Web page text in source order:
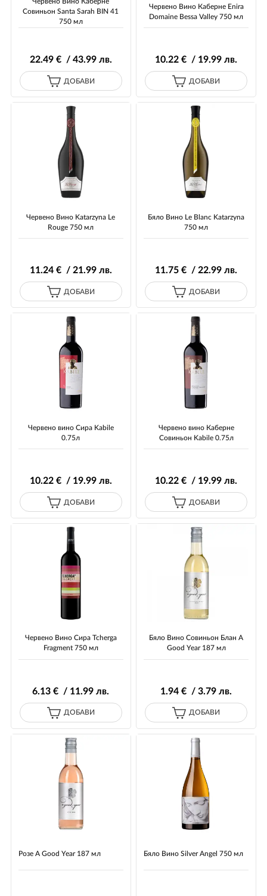
Совиньон Santa Sarah BIN 41
750 мл
22.49€ / 43.99лв.
ДОБАВИ
Червено Вино Каберне Enira
Domaine Bessa Valley 750 мл
10.22 € / 19.99 лв.
ДОБАВИ
Червено Вино Katarzyna Le
Rouge 750 мл
11.24€ / 21.99лв.
ДОБАВИ
Бяло Вино Le Blanc Katarzyna
750 мл
11.75 € / 22.99 лв.
ДОБАВИ
Червено вино Сира Kabile
0.75л
10.22€ / 19.99лв.
ДОБАВИ
Червено вино Каберне
Совиньон Kabile 0.75л
10.22 € / 19.99 лв.
ДОБАВИ
Червено Вино Сира Tcherga
Fragment 750 мл
6.13 € / 11.99 лв.
ДОБАВИ
Бяло Вино Совиньон Блан A
Good Year 187 мл
1.94 € / 3.79 лв.
ДОБАВИ
Розе A Good Year 187 мл Бяло Вино Silver Angel 750 мл